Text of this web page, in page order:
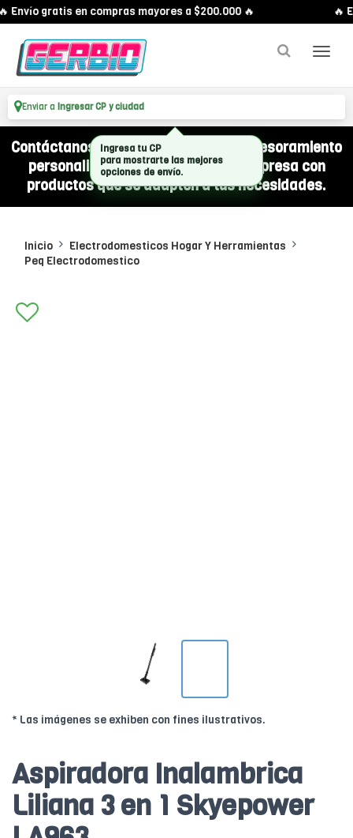
Envío gratis en compras mayores a $200.000 🔥 🔥
Enviar a Ingresar CP y ciudad
Contáctanos por WhatsApp y recibí asesoramiento
personalizado para equipar a tu empresa con
productos que se adapten a tus necesidades.
Inicio
Electrodomesticos Hogar Y Herramientas
Peq Electrodomestico
* Las imágenes se exhiben con fines ilustrativos.
Aspiradora Inalambrica
Liliana 3 en 1 Skyepower